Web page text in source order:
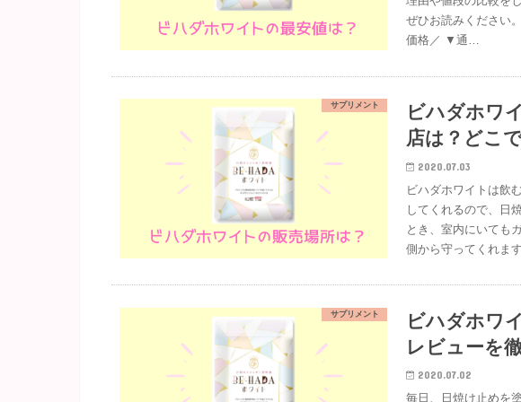
ぜひお読みください
価格／ ▼通…
サプリメント
ビハダホワ
店は？どこ
2020.07.03
ビハダホワイトは飲
してくれるので、日
とき、室内にいても
側から守ってくれま
サプリメント
ビハダホワ
レビューを
2020.07.02
毎日、日焼け止めを